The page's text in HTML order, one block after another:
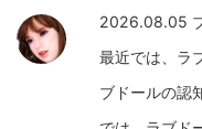
2026.08.05
最近では、ラ
ブドールの認